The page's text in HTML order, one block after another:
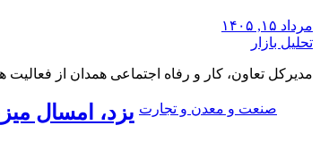
مرداد ۱۵, ۱۴۰۵
تحلیل بازار
مدیرکل تعاون، کار و رفاه اجتماعی همدان از فعالیت هزار و ۴۰۲ تعاونی فعال
صنعت و معدن و تجارت یزد، امسال